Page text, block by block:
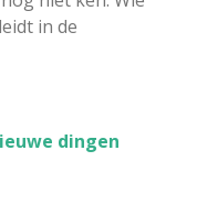
in de
dingen